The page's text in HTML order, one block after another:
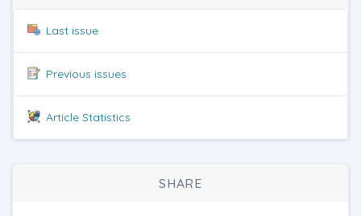
Last issue
Previous issues
Article Statistics
SHARE